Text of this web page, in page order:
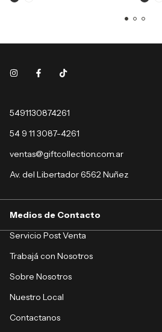
5491130874261
54 9 11 3087-4261
ventas@giftcollection.com.ar
Av. del Libertador 6562 Nuñez
Medios de Contacto
Servicio Post Venta
Trabajá con Nosotros
Sobre Nosotros
Nuestro Local
Contactanos